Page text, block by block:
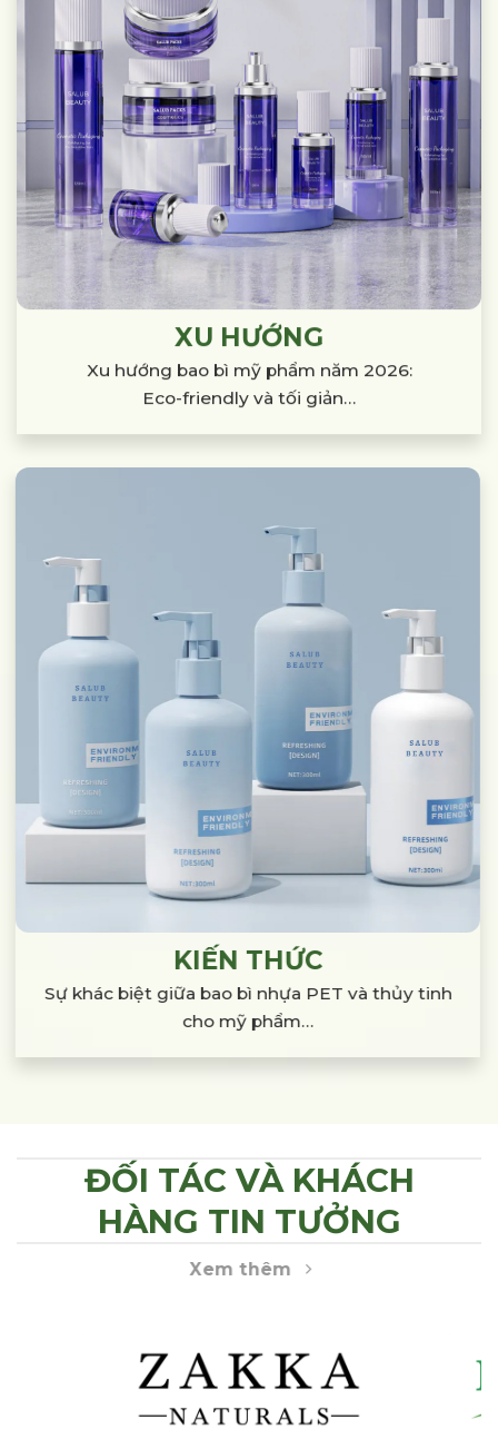
XU HƯỚNG
Xu hướng bao bì mỹ phẩm năm 2026:
Eco-friendly và tối giản…
KIẾN THỨC
Sự khác biệt giữa bao bì nhựa PET và thủy tinh
cho mỹ phẩm…
ĐỐI TÁC VÀ KHÁCH
HÀNG TIN TƯỞNG
Xem thêm